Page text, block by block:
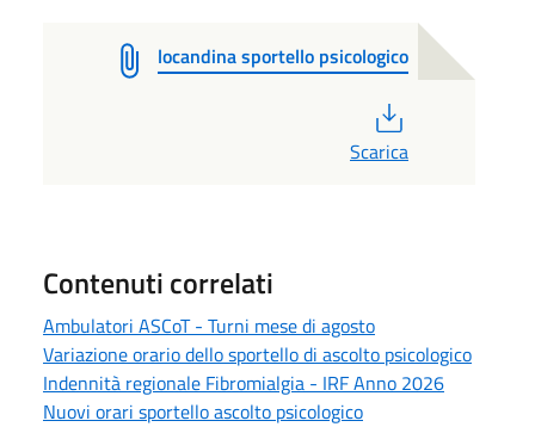
locandina sportello psicologico
Scarica
Contenuti correlati
Ambulatori ASCoT - Turni mese di agosto
Variazione orario dello sportello di ascolto psicologico
Indennità regionale Fibromialgia - IRF Anno 2026
Nuovi orari sportello ascolto psicologico